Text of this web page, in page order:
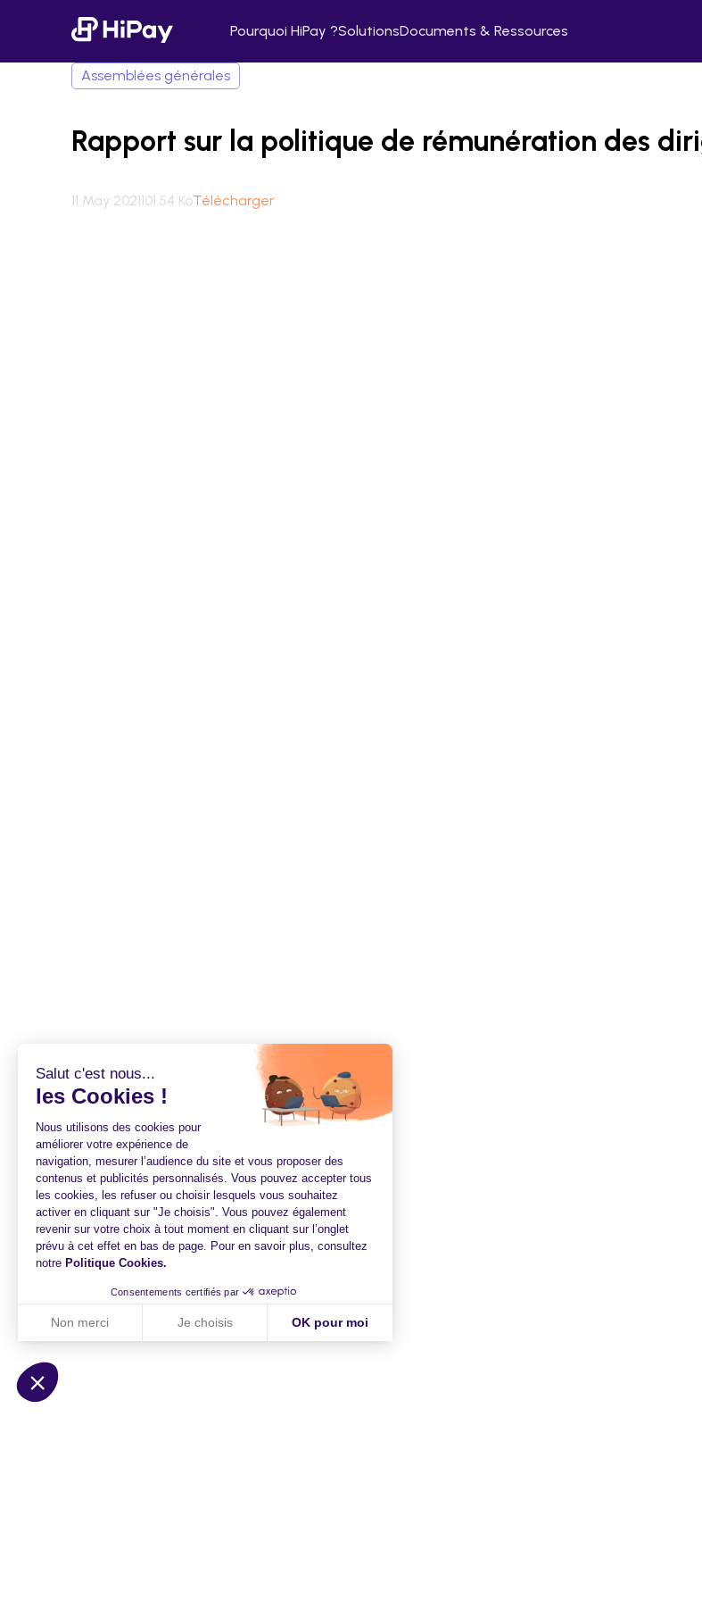
Salut c'est nous...
les Cookies !
Nous utilisons des cookies pour
améliorer votre expérience de
navigation, mesurer l’audience du site et vous proposer des
contenus et publicités personnalisés. Vous pouvez accepter tous
les cookies, les refuser ou choisir lesquels vous souhaitez
activer en cliquant sur "Je choisis". Vous pouvez également
revenir sur votre choix à tout moment en cliquant sur l’onglet
prévu à cet effet en bas de page. Pour en savoir plus, consultez
notre Politique Cookies.
Consentements certifiés par
Non merci Je choisis OK pour moi
Notre plateforme vous permet d'adapter et de gérer vos paramètres de confidentialité, en garantissant la
Pourquoi HiPay ?SolutionsDocuments & Ressources
Assemblées générales
Rapport sur la politique de rémunération des
11 May 2021101.54 KoTélécharger